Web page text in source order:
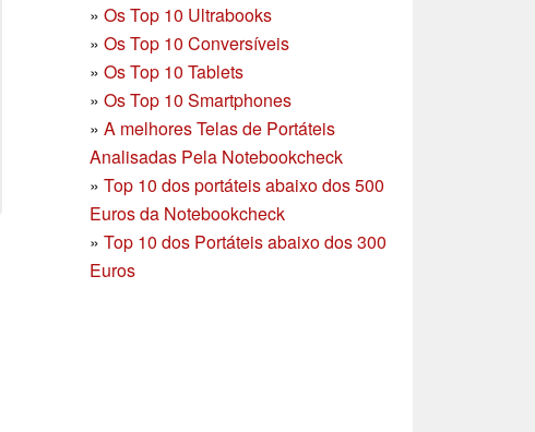
» Os Top 10 Ultrabooks
» Os Top 10 Conversíveis
» Os Top 10 Tablets
» Os Top 10 Smartphones
» A melhores Telas de Portáteis
Analisadas Pela Notebookcheck
» Top 10 dos portáteis abaixo dos 500
Euros da Notebookcheck
» Top 10 dos Portáteis abaixo dos 300
Euros